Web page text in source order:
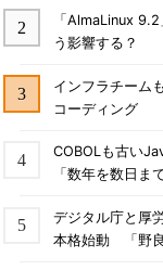
「AlmaLinux
う影響する？
インフラチーム
コーディング
COBOLも古い
「数年を数日ま
デジタル庁と厚
本格始動 「野